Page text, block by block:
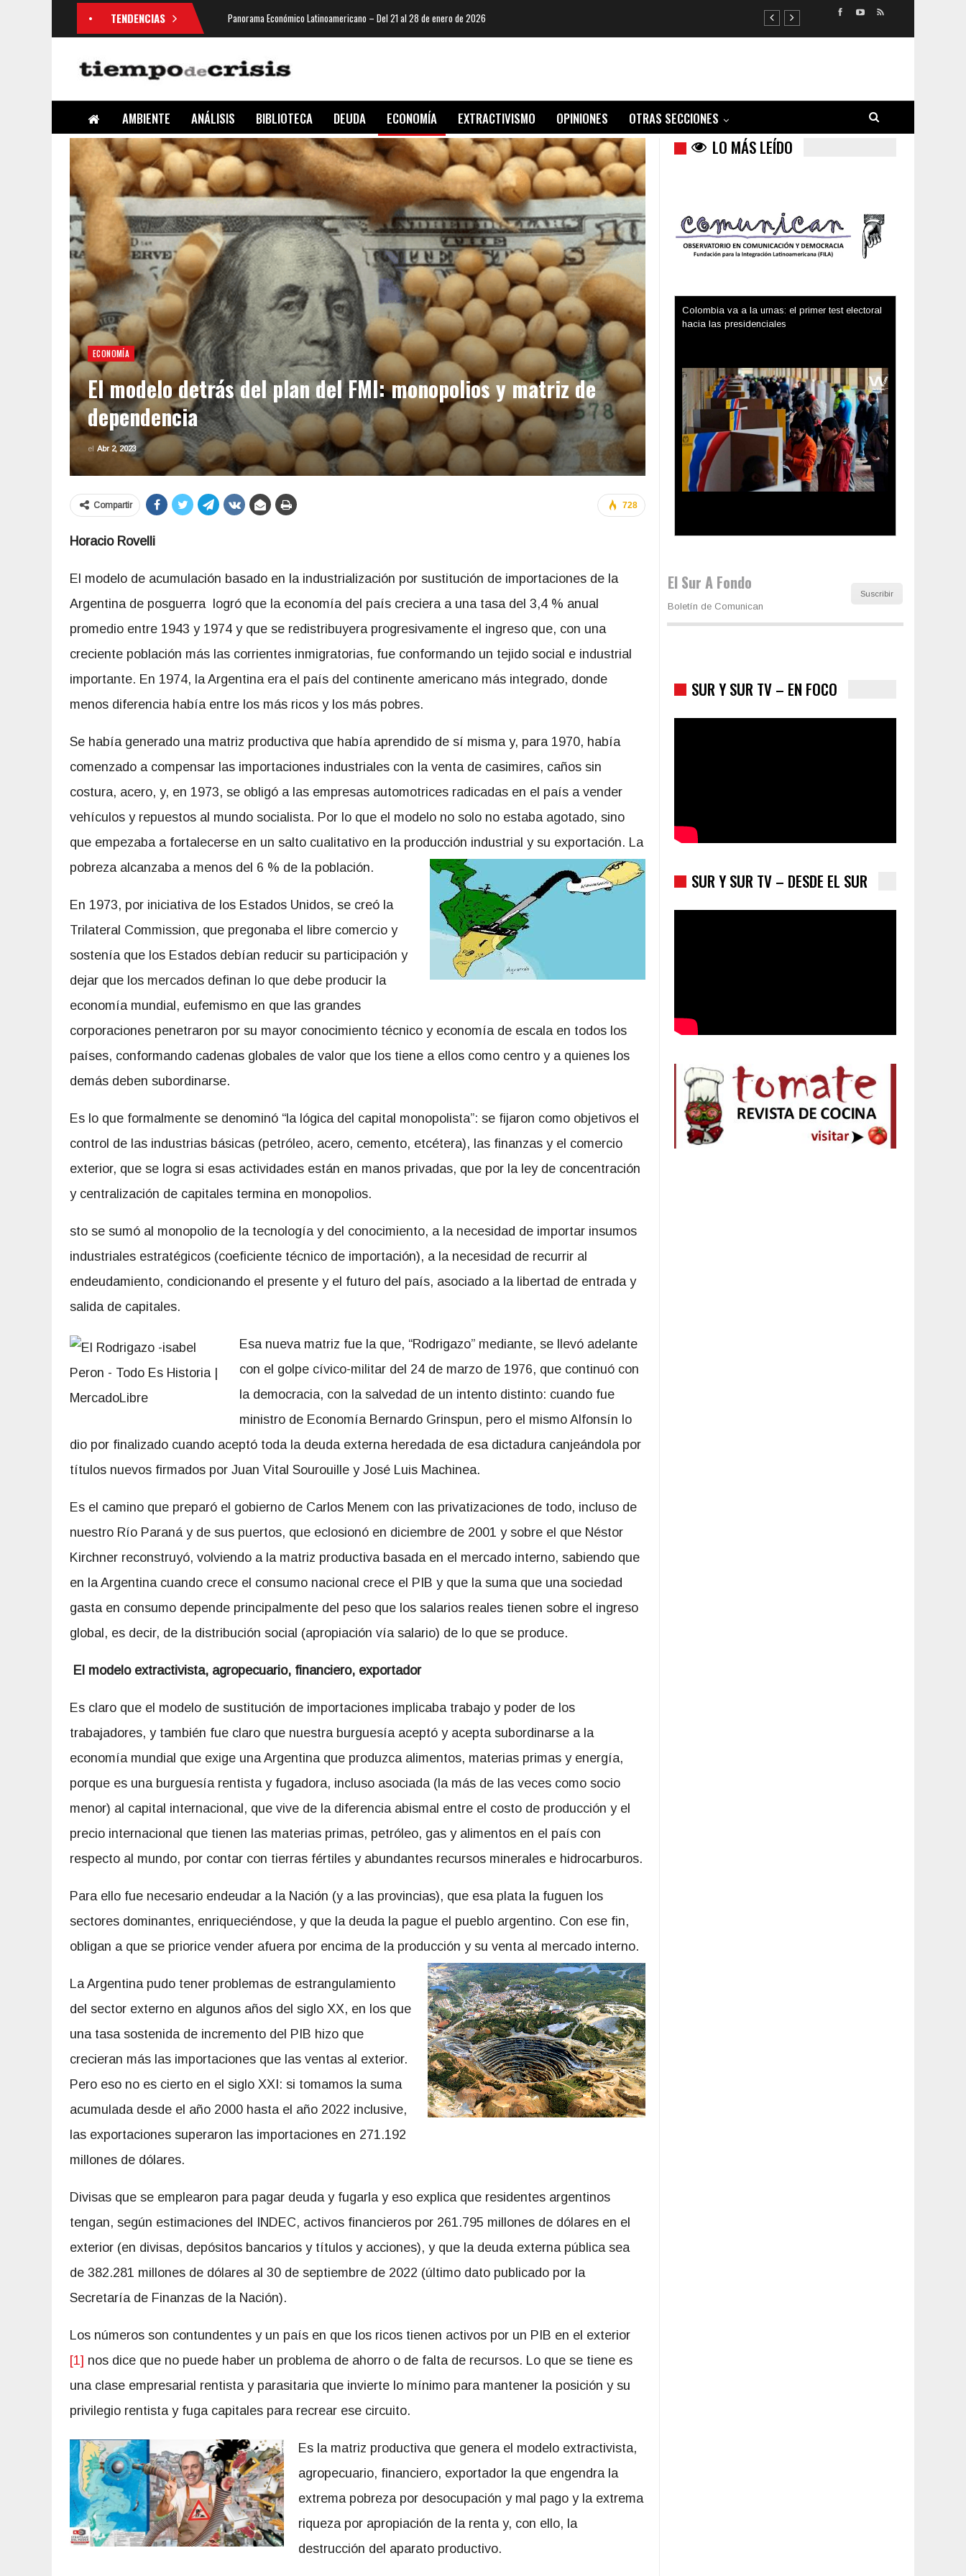
TENDENCIAS Panorama Económico Latinoamericano – Del 21 al 28 de enero de 2026
AMBIENTE ANÁLISIS BIBLIOTECA DEUDA ECONOMÍA EXTRACTIVISMO OPINIONES OTRAS SECCIONES
ECONOMÍA
El modelo detrás del plan del FMI: monopolios y matriz de
dependencia
el Abr 2, 2023
728
Compartir
Horacio Rovelli
El modelo de acumulación basado en la industrialización por sustitución de importaciones de la
Argentina de posguerra logró que la economía del país creciera a una tasa del 3,4 % anual
promedio entre 1943 y 1974 y que se redistribuyera progresivamente el ingreso que, con una
creciente población más las corrientes inmigratorias, fue conformando un tejido social e industrial
importante. En 1974, la Argentina era el país del continente americano más integrado, donde
menos diferencia había entre los más ricos y los más pobres.
Se había generado una matriz productiva que había aprendido de sí misma y, para 1970, había
comenzado a compensar las importaciones industriales con la venta de casimires, caños sin
costura, acero, y, en 1973, se obligó a las empresas automotrices radicadas en el país a vender
vehículos y repuestos al mundo socialista. Por lo que el modelo no solo no estaba agotado, sino
que empezaba a fortalecerse en un salto cualitativo en la producción industrial y su exportación. La
pobreza alcanzaba a menos del 6 % de la población.
En 1973, por iniciativa de los Estados Unidos, se creó la
Trilateral Commission, que pregonaba el libre comercio y
sostenía que los Estados debían reducir su participación y
dejar que los mercados definan lo que debe producir la
economía mundial, eufemismo en que las grandes
corporaciones penetraron por su mayor conocimiento técnico y economía de escala en todos los
países, conformando cadenas globales de valor que los tiene a ellos como centro y a quienes los
demás deben subordinarse.
Es lo que formalmente se denominó “la lógica del capital monopolista”: se fijaron como objetivos el
control de las industrias básicas (petróleo, acero, cemento, etcétera), las finanzas y el comercio
exterior, que se logra si esas actividades están en manos privadas, que por la ley de concentración
y centralización de capitales termina en monopolios.
sto se sumó al monopolio de la tecnología y del conocimiento, a la necesidad de importar insumos
industriales estratégicos (coeficiente técnico de importación), a la necesidad de recurrir al
endeudamiento, condicionando el presente y el futuro del país, asociado a la libertad de entrada y
salida de capitales.
Esa nueva matriz fue la que, “Rodrigazo” mediante, se llevó adelante
con el golpe cívico-militar del 24 de marzo de 1976, que continuó con
la democracia, con la salvedad de un intento distinto: cuando fue
ministro de Economía Bernardo Grinspun, pero el mismo Alfonsín lo
dio por finalizado cuando aceptó toda la deuda externa heredada de esa dictadura canjeándola por
títulos nuevos firmados por Juan Vital Sourouille y José Luis Machinea.
Es el camino que preparó el gobierno de Carlos Menem con las privatizaciones de todo, incluso de
nuestro Río Paraná y de sus puertos, que eclosionó en diciembre de 2001 y sobre el que Néstor
Kirchner reconstruyó, volviendo a la matriz productiva basada en el mercado interno, sabiendo que
en la Argentina cuando crece el consumo nacional crece el PIB y que la suma que una sociedad
gasta en consumo depende principalmente del peso que los salarios reales tienen sobre el ingreso
global, es decir, de la distribución social (apropiación vía salario) de lo que se produce.
El modelo extractivista, agropecuario, financiero, exportador
Es claro que el modelo de sustitución de importaciones implicaba trabajo y poder de los
trabajadores, y también fue claro que nuestra burguesía aceptó y acepta subordinarse a la
economía mundial que exige una Argentina que produzca alimentos, materias primas y energía,
porque es una burguesía rentista y fugadora, incluso asociada (la más de las veces como socio
menor) al capital internacional, que vive de la diferencia abismal entre el costo de producción y el
precio internacional que tienen las materias primas, petróleo, gas y alimentos en el país con
respecto al mundo, por contar con tierras fértiles y abundantes recursos minerales e hidrocarburos.
Para ello fue necesario endeudar a la Nación (y a las provincias), que esa plata la fuguen los
sectores dominantes, enriqueciéndose, y que la deuda la pague el pueblo argentino. Con ese fin,
obligan a que se priorice vender afuera por encima de la producción y su venta al mercado interno.
La Argentina pudo tener problemas de estrangulamiento
del sector externo en algunos años del siglo XX, en los que
una tasa sostenida de incremento del PIB hizo que
crecieran más las importaciones que las ventas al exterior.
Pero eso no es cierto en el siglo XXI: si tomamos la suma
acumulada desde el año 2000 hasta el año 2022 inclusive,
las exportaciones superaron las importaciones en 271.192
millones de dólares.
Divisas que se emplearon para pagar deuda y fugarla y eso explica que residentes argentinos
tengan, según estimaciones del INDEC, activos financieros por 261.795 millones de dólares en el
exterior (en divisas, depósitos bancarios y títulos y acciones), y que la deuda externa pública sea
de 382.281 millones de dólares al 30 de septiembre de 2022 (último dato publicado por la
Secretaría de Finanzas de la Nación).
Los números son contundentes y un país en que los ricos tienen activos por un PIB en el exterior
[1] nos dice que no puede haber un problema de ahorro o de falta de recursos. Lo que se tiene es
una clase empresarial rentista y parasitaria que invierte lo mínimo para mantener la posición y su
privilegio rentista y fuga capitales para recrear ese circuito.
Es la matriz productiva que genera el modelo extractivista,
agropecuario, financiero, exportador la que engendra la
extrema pobreza por desocupación y mal pago y la extrema
riqueza por apropiación de la renta y, con ello, la
destrucción del aparato productivo.
LO MÁS LEÍDO
Trump y las drogas: la viga en los propios ojos
Los latinos le van dando la espalda a Trump
El Sur A Fondo
SUR Y SUR TV – DESDE EL SUR